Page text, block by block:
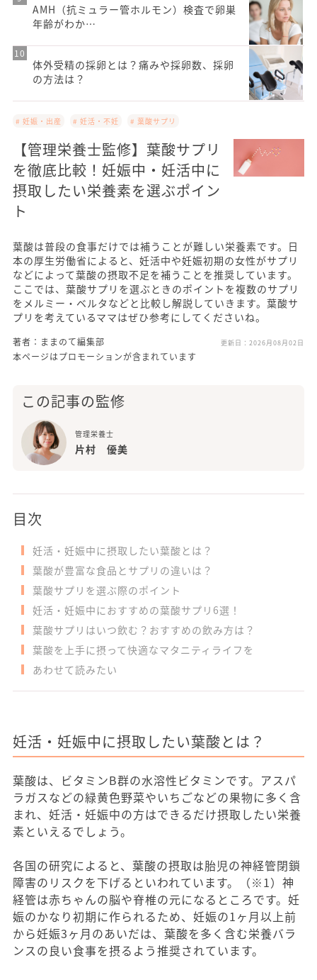
AMH（抗ミュラー管ホルモン）検査で卵巣
年齢がわか…
体外受精の採卵とは？痛みや採卵数、採卵
の方法は？
# 妊娠・出産 # 妊活・不妊 # 葉酸サプリ
【管理栄養士監修】葉酸サプリ
を徹底比較！妊娠中・妊活中に
摂取したい栄養素を選ぶポイン
ト
葉酸は普段の食事だけでは補うことが難しい栄養素です。日
本の厚生労働省によると、妊活中や妊娠初期の女性がサプリ
などによって葉酸の摂取不足を補うことを推奨しています。
ここでは、葉酸サプリを選ぶときのポイントを複数のサプリ
をメルミー・ベルタなどと比較し解説していきます。葉酸サ
プリを考えているママはぜひ参考にしてくださいね。
著者：ままのて編集部 更新日： 2026月08月02日
本ページはプロモーションが含まれています
この記事の監修
管理栄養士
片村 優美
目次
妊活・妊娠中に摂取したい葉酸とは？
葉酸が豊富な食品とサプリの違いは？
葉酸サプリを選ぶ際のポイント
妊活・妊娠中におすすめの葉酸サプリ6選！
葉酸サプリはいつ飲む？おすすめの飲み方は？
葉酸を上手に摂って快適なマタニティライフを
あわせて読みたい
妊活・妊娠中に摂取したい葉酸とは？
葉酸は、ビタミンB群の水溶性ビタミンです。アスパ
ラガスなどの緑黄色野菜やいちごなどの果物に多く含
まれ、妊活・妊娠中の方はできるだけ摂取したい栄養
素といえるでしょう。
各国の研究によると、葉酸の摂取は胎児の神経管閉鎖
障害のリスクを下げるといわれています。（※1）神
経管は赤ちゃんの脳や脊椎の元になるところです。妊
娠のかなり初期に作られるため、妊娠の1ヶ月以上前
から妊娠3ヶ月のあいだは、葉酸を多く含む栄養バラ
ンスの良い食事を摂るよう推奨されています。